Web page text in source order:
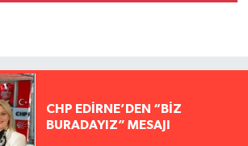
CHP EDİRNE’DEN “BİZ
BURADAYIZ” MESAJI